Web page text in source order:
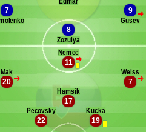
Banc des remplaçants
7
>
9
Gusev
8
Zozulya
19
Kucka
22
Pecovsky
17
Hamsík
>
7
Weiss
>
20
Mak
>
11
Nemec